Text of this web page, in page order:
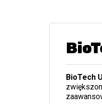
BioTech